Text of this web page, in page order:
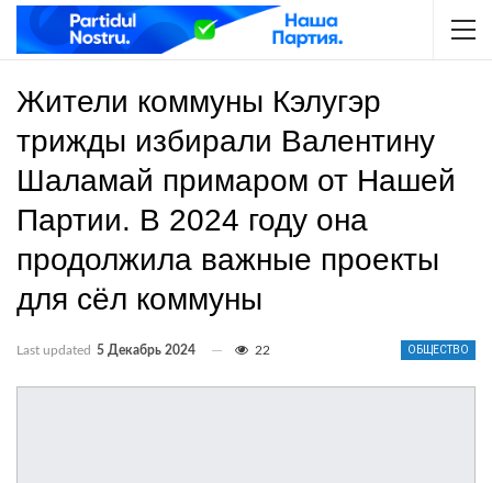
Жители коммуны Кэлугэр
трижды избирали Валентину
Шаламай примаром от Нашей
Партии. В 2024 году она
продолжила важные проекты
для сёл коммуны
ОБЩЕСТВО
Last updated 5 Декабрь 2024 22